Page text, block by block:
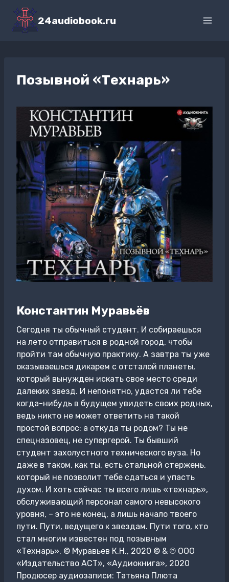
Перейти
содержимому
24audiobook.ru
Позывной «Технарь»
Константин Муравьёв
Сегодня ты обычный студент. И собираешься
на лето отправиться в родной город, чтобы
пройти там обычную практику. А завтра ты уже
оказываешься дикарем с отсталой планеты,
который вынужден искать свое место среди
далеких звезд. И непонятно, удастся ли тебе
когда-нибудь в будущем увидеть своих родных,
ведь никто не может ответить на такой
простой вопрос: а откуда ты родом? Ты не
спецназовец, не супергерой. Ты бывший
студент захолустного технического вуза. Но
даже в таком, как ты, есть стальной стержень,
который не позволит тебе сдаться и упасть
духом. И хоть сейчас ты всего лишь «технарь»,
обслуживающий персонал самого невысокого
уровня, – это не конец, а лишь начало твоего
пути. Пути, ведущего к звездам. Пути того, кто
стал многим известен под позывным
«Технарь». © Муравьев К.Н., 2020 © & ℗ ООО
«Издательство АСТ», «Аудиокнига», 2020
Продюсер аудиозаписи: Татьяна Плюта